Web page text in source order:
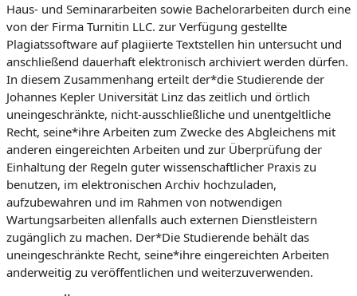
Haus- und Seminararbeiten sowie Bachelorarbeiten durch eine
von der Firma Turnitin LLC. zur Verfügung gestellte
Plagiatssoftware auf plagiierte Textstellen hin untersucht und
anschließend dauerhaft elektronisch archiviert werden dürfen.
In diesem Zusammenhang erteilt der*die Studierende der
Johannes Kepler Universität Linz das zeitlich und örtlich
uneingeschränkte, nicht-ausschließliche und unentgeltliche
Recht, seine*ihre Arbeiten zum Zwecke des Abgleichens mit
anderen eingereichten Arbeiten und zur Überprüfung der
Einhaltung der Regeln guter wissenschaftlicher Praxis zu
benutzen, im elektronischen Archiv hochzuladen,
aufzubewahren und im Rahmen von notwendigen
Wartungsarbeiten allenfalls auch externen Dienstleistern
zugänglich zu machen. Der*Die Studierende behält das
uneingeschränkte Recht, seine*ihre eingereichten Arbeiten
anderweitig zu veröffentlichen und weiterzuverwenden.